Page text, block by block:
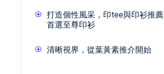
打造個性風采，印tee與印衫推薦
首選至尊印衫
清晰視界，從葉黃素推介開始